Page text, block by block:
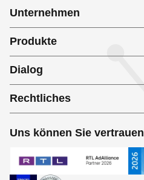
Unternehmen
Produkte
Dialog
Rechtliches
Uns können Sie vertrauen